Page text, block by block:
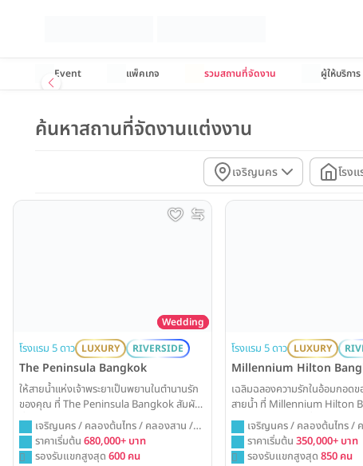
Event แพ็คเกจ รวมสถานที่จัดงาน ผู้ให้บริการ
ค้นหาสถานที่จัดงานแต่งงาน
เจริญนคร โรง
Wedding
โรงแรม 5 ดาว LUXURY RIVERSIDE
The Peninsula Bangkok
ให้สายน้ำแห่งเจ้าพระยาเป็นพยานในตำนานรัก
ของคุณ ที่ The Peninsula Bangkok สัมผัส
ที่สุดแห่งความหรูหราและโรแมนติก ไม่ว่าจะเป็น
งานเลี้ยงในห้องบอลรูมที่สง่างาม หรือการ
เต้นรำใต้แสงดาวบนสนามหญ้าริมน้ำในฝัน
เจริญนคร / คลองต้นไทร / คลองสาน /
กรุงเทพ
ราคาเริ่มต้น 680,000+ บาท
รองรับแขกสูงสุด 600 คน
โรงแรม 5 ดาว LUXURY
Millennium Hilton
เฉลิมฉลองความรักในอ้อมกอดข
สายน้ำ ที่ Millennium Hilton
ด้วยสถาปัตยกรรมที่โดดเด่นและ
ไซน์เป็นเอกลักษณ์ พร้อมมอบปร
วิวาห์ที่น่าตื่นตาตื่นใจและไม่มีใครเ
เจริญนคร / คลองต้นไทร /
กรุงเทพ
ราคาเริ่มต้น 350,000+ บาท
รองรับแขกสูงสุด 850 คน